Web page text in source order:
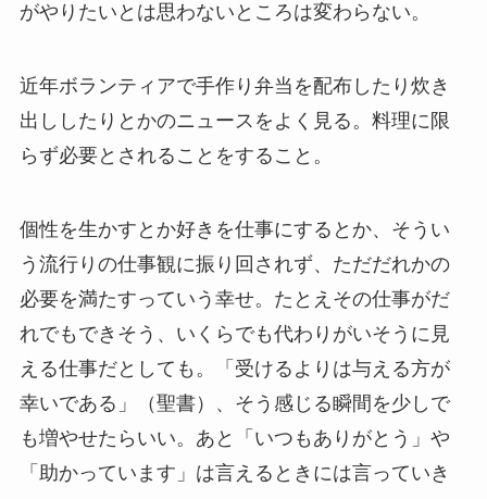
がやりたいとは思わないところは変わらない。
近年ボランティアで手作り弁当を配布したり炊き
出ししたりとかのニュースをよく見る。料理に限
らず必要とされることをすること。
個性を生かすとか好きを仕事にするとか、そうい
う流行りの仕事観に振り回されず、ただだれかの
必要を満たすっていう幸せ。たとえその仕事がだ
れでもできそう、いくらでも代わりがいそうに見
える仕事だとしても。「受けるよりは与える方が
幸いである」（聖書）、そう感じる瞬間を少しで
も増やせたらいい。あと「いつもありがとう」や
「助かっています」は言えるときには言っていき